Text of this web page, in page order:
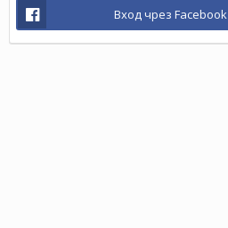
Вход чрез Facebook